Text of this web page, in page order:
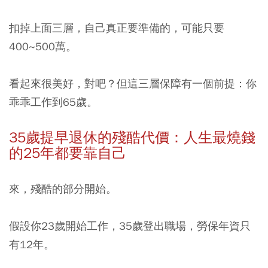
扣掉上面三層，自己真正要準備的，可能只要
400~500萬。
看起來很美好，對吧？但這三層保障有一個前提：你
乖乖工作到65歲。
35歲提早退休的殘酷代價：人生最燒錢
的25年都要靠自己
來，殘酷的部分開始。
假設你23歲開始工作，35歲登出職場，勞保年資只
有12年。